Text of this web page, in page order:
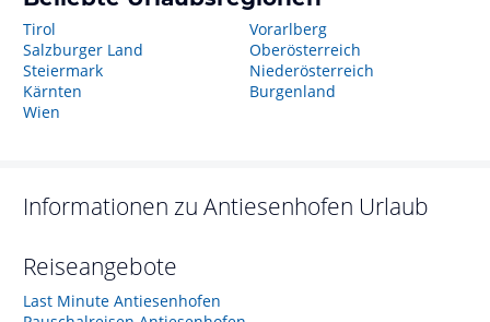
Tirol
Salzburger Land
Steiermark
Kärnten
Wien
Vorarlberg
Oberösterreich
Niederösterreich
Burgenland
Informationen zu Antiesenhofen Urlaub
Reiseangebote
Last Minute Antiesenhofen